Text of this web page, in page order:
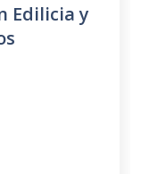
Edilicia y